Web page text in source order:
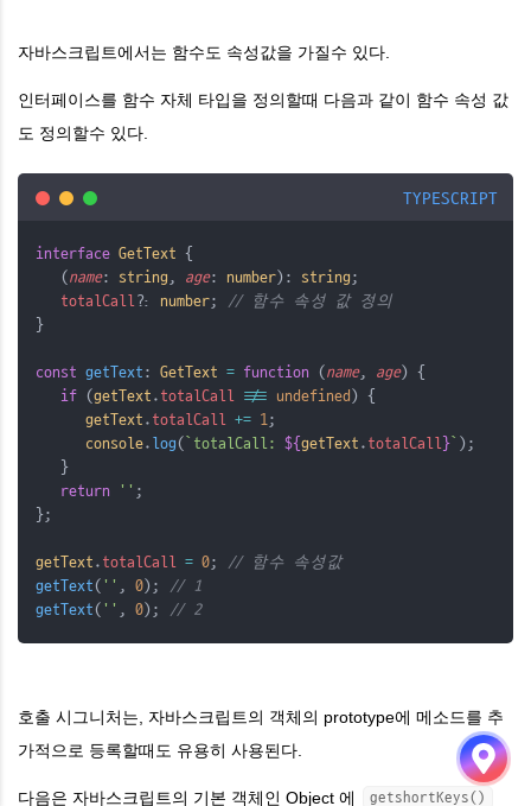
자바스크립트에서는 함수도 속성값을 가질수 있다.
인터페이스를 함수 자체 타입을 정의할때 다음과 같이 함수 속성 값
도 정의할수 있다.
TYPESCRIPT
interface GetText {
   (
name: string , age: number): string ;
totalCall?: number;
// 함수 속성 값 정의
}
const getText : GetText = function ( name, age) {
if (getText . totalCall !== undefined ) {
getText . totalCall += 1;
console. log( `totalCall: ${ getText . totalCall }` );
   }
return
'' ;
};
getText . totalCall = 0;
// 함수 속성값
getText( '' , 0);
// 1
getText( '' , 0); // 2
호출 시그니처는, 자바스크립트의 객체의 prototype에 메소드를 추
가적으로 등록할때도 유용히 사용된다.
다음은 자바스크립트의 기본 객체인 Object 에 getshortKeys()